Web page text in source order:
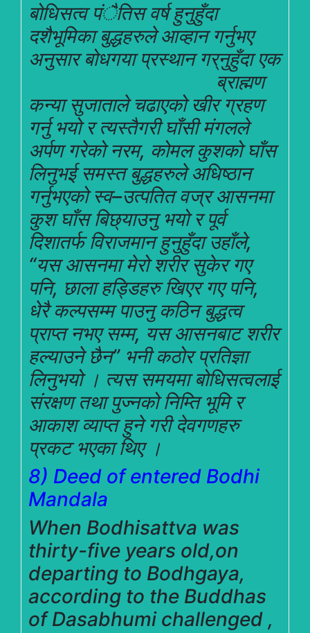
बोधिसत्व पंैतिस वर्ष हुनुहुँदा
दशैभूमिका बुद्धहरुले आव्हान गर्नुभए
अनुसार बोधगया प्रस्थान गर्नुहुँदा एक
ब्राह्मण
कन्या सुजाताले चढाएको खीर ग्रहण
गर्नु भयो र त्यस्तैगरी घाँसी मंगलले
अर्पण गरेको नरम, कोमल कुशको घाँस
लिनुभई समस्त बुद्धहरुले अधिष्ठान
गर्नुभएको स्व–उत्पतित वज्र आसनमा
कुश घाँस बिछ्याउनु भयो र पूर्व
दिशातर्फ विराजमान हुनुहुँदा उहाँले,
“यस आसनमा मेरो शरीर सुकेर गए
पनि, छाला हड्डिहरु खिएर गए पनि,
धेरै कल्पसम्म पाउनु कठिन बुद्धत्व
प्राप्त नभए सम्म, यस आसनबाट शरीर
हल्याउने छैन” भनी कठोर प्रतिज्ञा
लिनुभयो । त्यस समयमा बोधिसत्वलाई
संरक्षण तथा पुज्नको निम्ति भूमि र
आकाश व्याप्त हुने गरी देवगणहरु
प्रकट भएका थिए ।
8) Deed of entered Bodhi
Mandala
When Bodhisattva was
thirty-five years old,on
departing to Bodhgaya,
according to the Buddhas
of Dasabhumi challenged ,